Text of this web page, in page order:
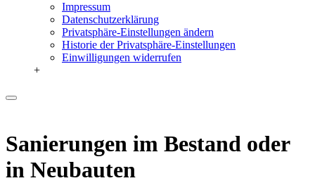
Impressum
Datenschutzerklärung
Privatsphäre-Einstellungen ändern
Historie der Privatsphäre-Einstellungen
Einwilligungen widerrufen
+
Sanierungen im Bestand oder
in Neubauten